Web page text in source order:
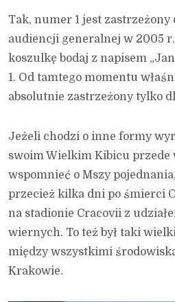
Tak, numer 1 jest zastrzeżony
audiencji generalnej w 2005
koszulkę bodaj z napisem
1. Od tamtego momentu
absolutnie zastrzeżony tylko
Jeżeli chodzi o inne formy
swoim Wielkim Kibicu
wspomnieć o Mszy
przecież kilka dni po śmierci
na stadionie Cracovii z
wiernych. To też był taki
między wszystkimi
Krakowie.